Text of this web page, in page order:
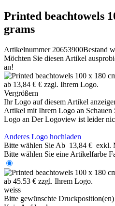
Printed beachtowels
grams
Artikelnummer 20653900Bestand
Möchten Sie diesen Artikel
an!
Vergrößern
Ihr Logo auf diesem Artikel
Artikel mit Ihrem Logo an
Logo an Der Logoview ist leider
Anderes Logo hochladen
Bitte wählen Sie Ab 13,84 € exkl.
Bitte wählen Sie eine Artikelfarbe
weiss
Bitte gewünschte